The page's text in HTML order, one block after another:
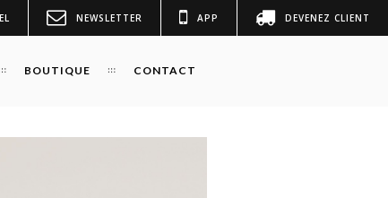
NEWSLETTER APP DEVENEZ CLIENT
BOUTIQUE CONTACT